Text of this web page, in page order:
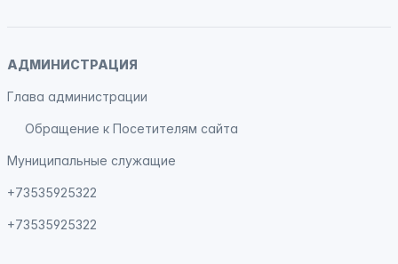
АДМИНИСТРАЦИЯ
Глава администрации
Обращение к Посетителям сайта
Муниципальные служащие
+73535925322
+73535925322